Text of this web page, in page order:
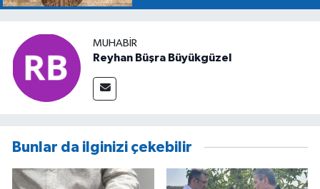
mühimmat aranıyor
MUHABIR
Reyhan Büşra Büyükgüzel
Bunlar da ilginizi çekebilir